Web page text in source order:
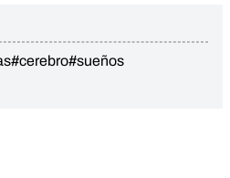
#cerebro#sueños